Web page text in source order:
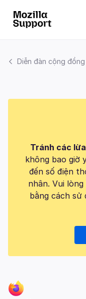
Diễn đàn cộng đồng
Tránh các
không bao giờ
đến số điện
nhân. Vui
bằng cách sử